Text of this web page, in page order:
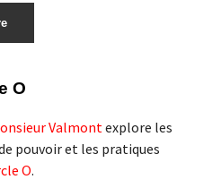
O
Valmontexplore les
pouvoir et les pratiques
O.